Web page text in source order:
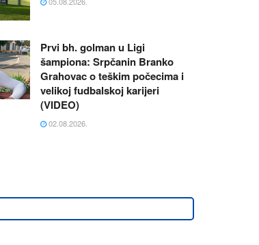
Prvi bh. golman u Ligi
šampiona: Srpčanin Branko
Grahovac o teškim počecima i
velikoj fudbalskoj karijeri
(VIDEO)
02.08.2026.